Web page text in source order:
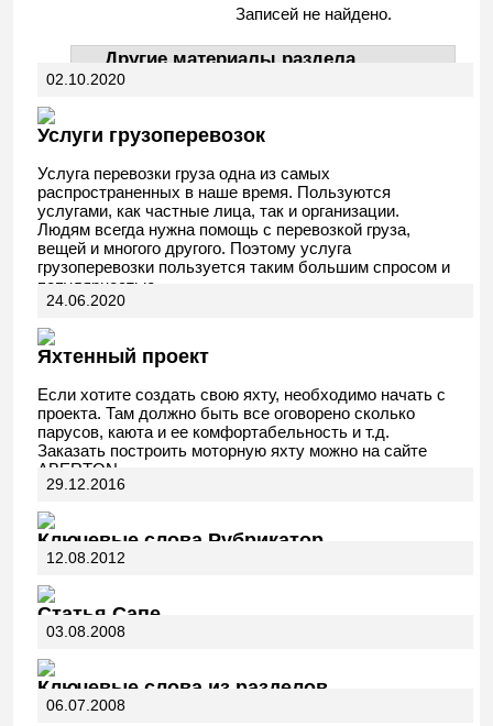
Записей не найдено.
Другие материалы раздела
АвтоДела
02.10.2020
Услуги грузоперевозок
Услуга перевозки груза одна из самых
распространенных в наше время. Пользуются
услугами, как частные лица, так и организации.
Людям всегда нужна помощь с перевозкой груза,
вещей и многого другого. Поэтому услуга
грузоперевозки пользуется таким большим спросом и
популярностью.
24.06.2020
Яхтенный проект
Если хотите создать свою яхту, необходимо начать с
проекта. Там должно быть все оговорено сколько
парусов, каюта и ее комфортабельность и т.д.
Заказать построить моторную яхту можно на сайте
ABERTON.
29.12.2016
Ключевые слова Рубрикатор
12.08.2012
Статья Сапе
03.08.2008
Ключевые слова из разделов
06.07.2008